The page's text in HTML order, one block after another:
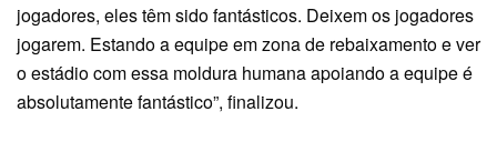
jogadores, eles têm sido fantásticos. Deixem os jogadores
jogarem. Estando a equipe em zona de rebaixamento e ver
o estádio com essa moldura humana apoiando a equipe é
absolutamente fantástico”, finalizou.